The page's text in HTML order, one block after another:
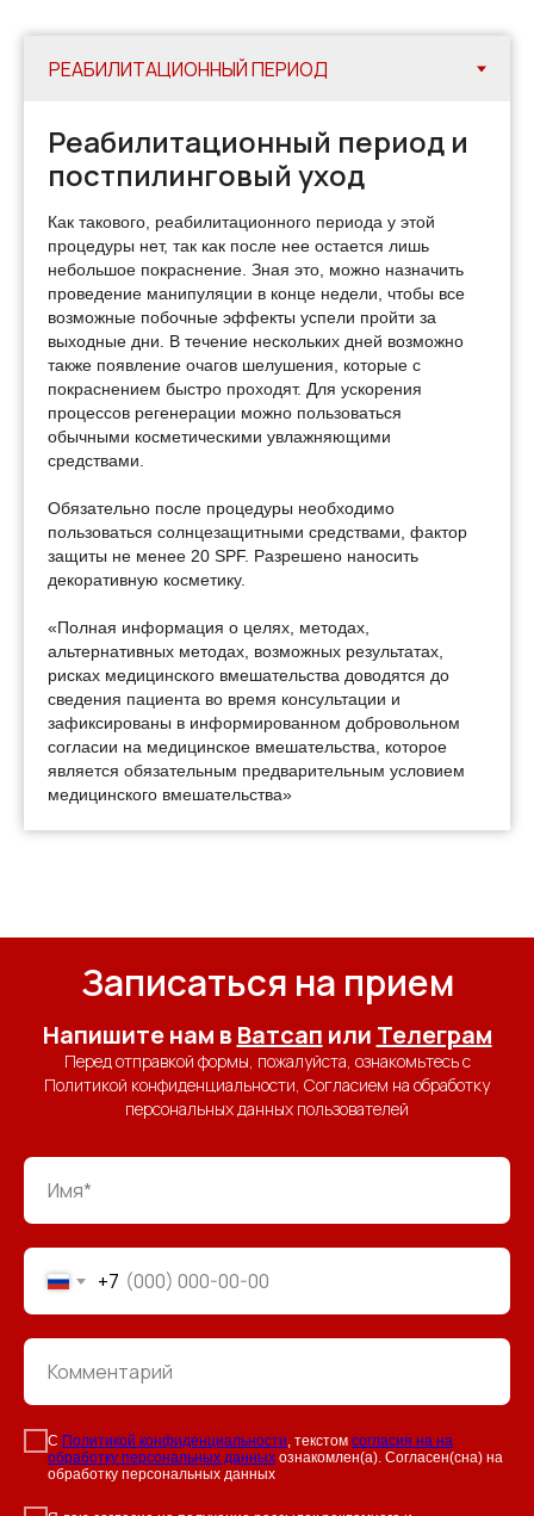
Реабилитационный период и
постпилинговый уход
Как такового, реабилитационного периода у этой
процедуры нет, так как после нее остается лишь
небольшое покраснение. Зная это, можно назначить
проведение манипуляции в конце недели, чтобы все
возможные побочные эффекты успели пройти за
выходные дни. В течение нескольких дней возможно
также появление очагов шелушения, которые с
покраснением быстро проходят. Для ускорения
процессов регенерации можно пользоваться
обычными косметическими увлажняющими
средствами.
Обязательно после процедуры необходимо
пользоваться солнцезащитными средствами, фактор
защиты не менее 20 SPF. Разрешено наносить
декоративную косметику.
«Полная информация о целях, методах,
альтернативных методах, возможных результатах,
рисках медицинского вмешательства доводятся до
сведения пациента во время консультации и
зафиксированы в информированном добровольном
согласии на медицинское вмешательства, которое
является обязательным предварительным условием
медицинского вмешательства»
Записаться на прием
Напишите нам в Ватсап или Телеграм
Перед отправкой формы, пожалуйста, ознакомьтесь с
Политикой конфиденциальности, Согласием на обработку
персональных данных пользователей
+7
С Политикой конфиденциальности , текстом согласия на на
обработку персональных данных ознакомлен(а). Согласен(сна) на
обработку персональных данных